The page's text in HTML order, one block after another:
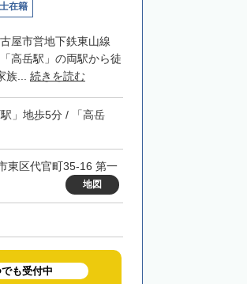
在籍
屋市営地下鉄東山線
高岳駅」の両駅から徒
族... 続きを読む
」地歩5分 / 「高岳
東区代官町35-16 第一
地図
も受付中